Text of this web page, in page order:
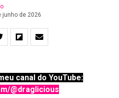
junho de 2026
canal do YouTube:
@draglicious